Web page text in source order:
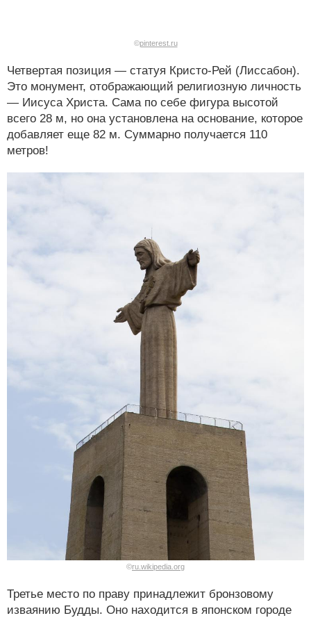
©pinterest.ru
Четвертая позиция — статуя Кристо-Рей (Лиссабон).
Это монумент, отображающий религиозную личность
— Иисуса Христа. Сама по себе фигура высотой
всего 28 м, но она установлена на основание, которое
добавляет еще 82 м. Суммарно получается 110
метров!
©ru.wikipedia.org
Третье место по праву принадлежит бронзовому
изваянию Будды. Оно находится в японском городе